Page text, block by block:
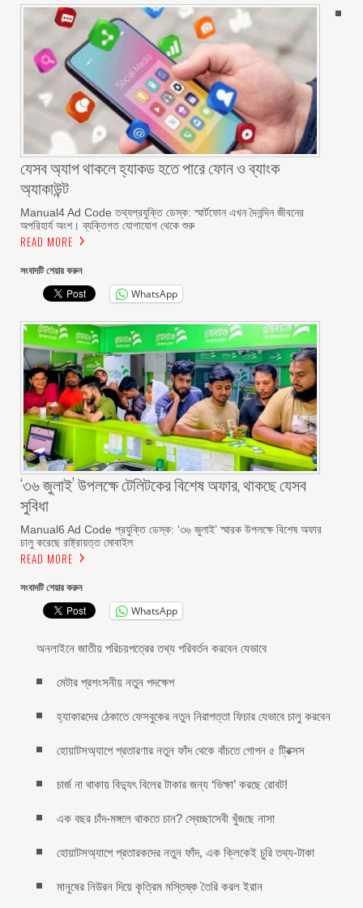
যেসব অ্যাপ থাকলে হ্যাকড হতে পারে ফোন ও ব্যাংক
অ্যাকাউন্ট
Manual4 Ad Code তথ্যপ্রযুক্তি ডেস্ক: স্মার্টফোন এখন দৈনন্দিন জীবনের
অপরিহার্য অংশ। ব্যক্তিগত যোগাযোগ থেকে শুরু
READ MORE
সংবাদটি শেয়ার করুন
WhatsApp
‘৩৬ জুলাই’ উপলক্ষে টেলিটকের বিশেষ অফার, থাকছে যেসব
সুবিধা
Manual6 Ad Code প্রযুক্তি ডেস্ক: ‘৩৬ জুলাই’ স্মারক উপলক্ষে বিশেষ অফার
চালু করেছে রাষ্ট্রায়ত্ত মোবাইল
READ MORE
সংবাদটি শেয়ার করুন
WhatsApp
অনলাইনে জাতীয় পরিচয়পত্রের তথ্য পরিবর্তন করবেন যেভাবে
মেটার প্রশংসনীয় নতুন পদক্ষেপ
হ্যাকারদের ঠেকাতে ফেসবুকের নতুন নিরাপত্তা ফিচার যেভাবে চালু করবেন
হোয়াটসঅ্যাপে প্রতারণার নতুন ফাঁদ থেকে বাঁচতে গোপন ৫ ট্রিক্সস
চার্জ না থাকায় বিদ্যুৎ বিলের টাকার জন্য ‘ভিক্ষা’ করছে রোবট!
এক বছর চাঁদ-মঙ্গলে থাকতে চান? স্বেচ্ছাসেবী খুঁজছে নাসা
হোয়াটসঅ্যাপে প্রতারকদের নতুন ফাঁদ, এক ক্লিকেই চুরি তথ্য-টাকা
মানুষের নিউরন দিয়ে কৃত্রিম মস্তিষ্ক তৈরি করল ইরান